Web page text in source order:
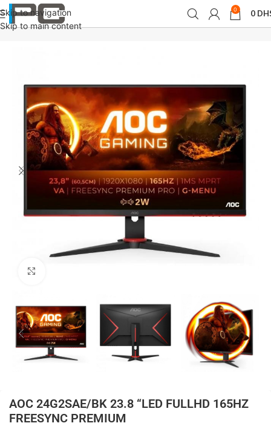
Skip to navigation
Skip to main content
0 0
Accueil périphériques
AOC 24G2SAE/BK 23.8 “LED FULLHD 165HZ
FREESYNC PREMIUM